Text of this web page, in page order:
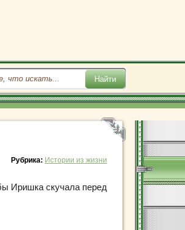
Рубрика: Истории из жизни
Иришка скучала перед